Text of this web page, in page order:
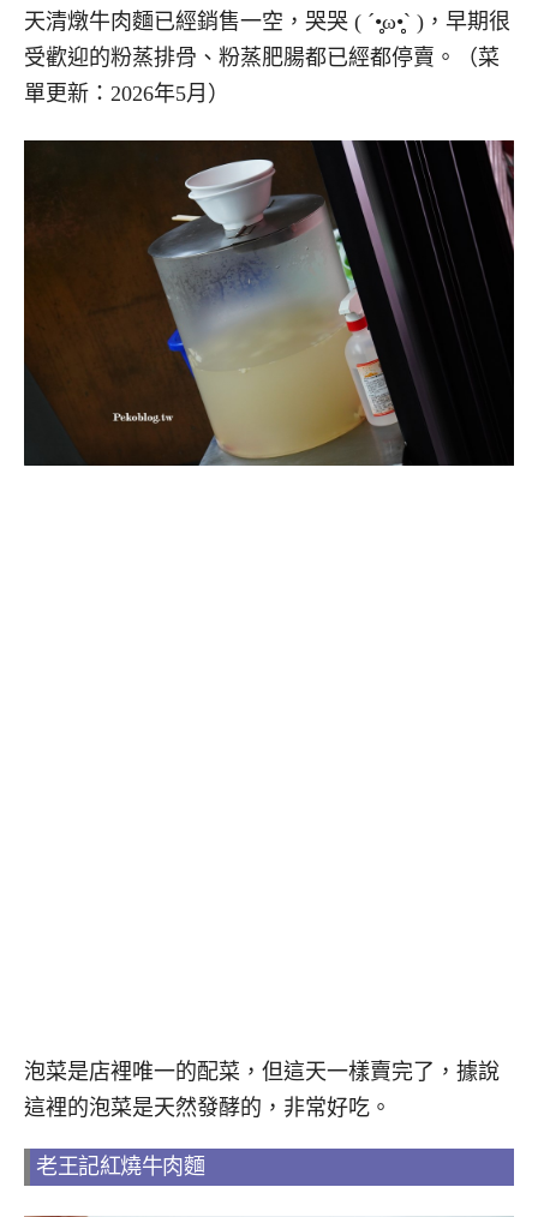
天清燉牛肉麵已經銷售一空，哭哭 ( ´•̥̥̥ω•̥̥̥` )，早期很
受歡迎的粉蒸排骨、粉蒸肥腸都已經都停賣。（菜
單更新：2026年5月）
泡菜是店裡唯一的配菜，但這天一樣賣完了，據說
這裡的泡菜是天然發酵的，非常好吃。
老王記紅燒牛肉麵